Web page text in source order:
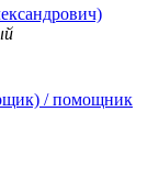
/ помощник